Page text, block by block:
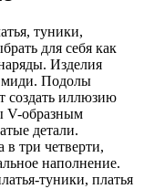
туники,
для себя как
Изделия
миди. Подолы
создать иллюзию
V-образным
детали.
три четверти,
наполнение.
туники, платья